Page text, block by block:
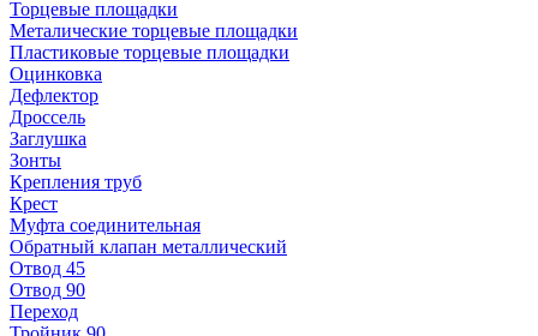
Торцевые площадки
Металические торцевые площадки
Пластиковые торцевые площадки
Оцинковка
Дефлектор
Дроссель
Заглушка
Зонты
Крепления труб
Крест
Муфта соединительная
Обратный клапан металлический
Отвод 45
Отвод 90
Переход